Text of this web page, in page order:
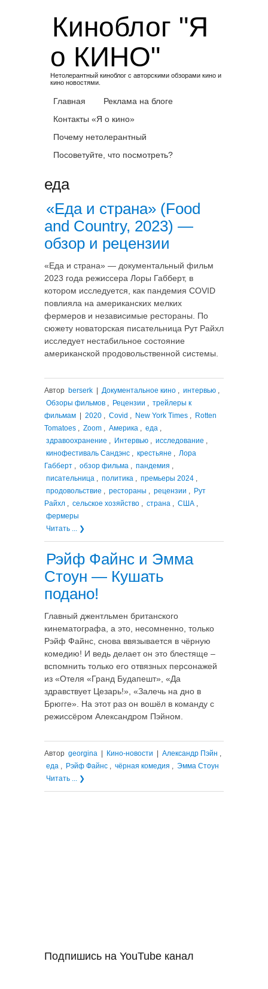
Киноблог "Я
о КИНО"
Нетолерантный киноблог с авторскими обзорами кино и
кино новостями.
Главная
Реклама на блоге
Контакты «Я о кино»
Почему нетолерантный
Посоветуйте, что посмотреть?
еда
«Еда и страна» (Food
and Country, 2023) —
обзор и рецензии
«Еда и страна» — документальный фильм
2023 года режиссера Лоры Габберт, в
котором исследуется, как пандемия COVID
повлияла на американских мелких
фермеров и независимые рестораны. По
сюжету новаторская писательница Рут Райхл
исследует нестабильное состояние
американской продовольственной системы.
Автор berserk Документальное кино , интервью ,
Обзоры фильмов , Рецензии , трейлеры к
фильмам
2020 , Covid , New York Times , Rotten
Tomatoes , Zoom , Америка , еда ,
здравоохранение , Интервью , исследование ,
кинофестиваль Сандэнс , крестьяне , Лора
Габберт , обзор фильма , пандемия ,
писательница , политика , премьеры 2024 ,
продовольствие , рестораны , рецензии , Рут
Райхл , сельское хозяйство , страна , США ,
фермеры
Читать ... ❯
Рэйф Файнс и Эмма
Стоун — Кушать
подано!
Главный джентльмен британского
кинематографа, а это, несомненно, только
Рэйф Файнс, снова ввязывается в чёрную
комедию! И ведь делает он это блестяще –
вспомнить только его отвязных персонажей
из «Отеля «Гранд Будапешт», «Да
здравствует Цезарь!», «Залечь на дно в
Брюгге». На этот раз он вошёл в команду с
режиссёром Александром Пэйном.
Автор georgina Кино-новости Александр Пэйн ,
еда , Рэйф Файнс , чёрная комедия , Эмма Стоун
Читать ... ❯
Подпишись на YouTube канал